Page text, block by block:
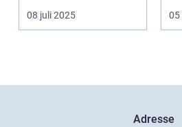
08 juli 2025 05
Adresse